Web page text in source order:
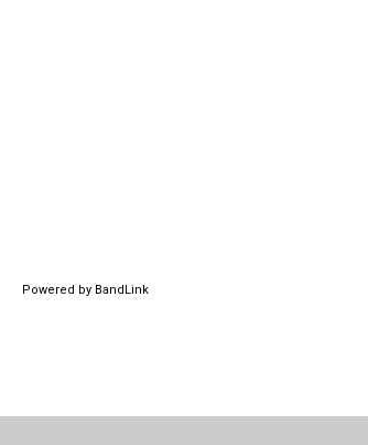
Powered by BandLink